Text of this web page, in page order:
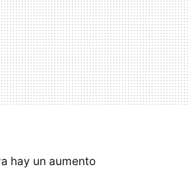
hay un aumento